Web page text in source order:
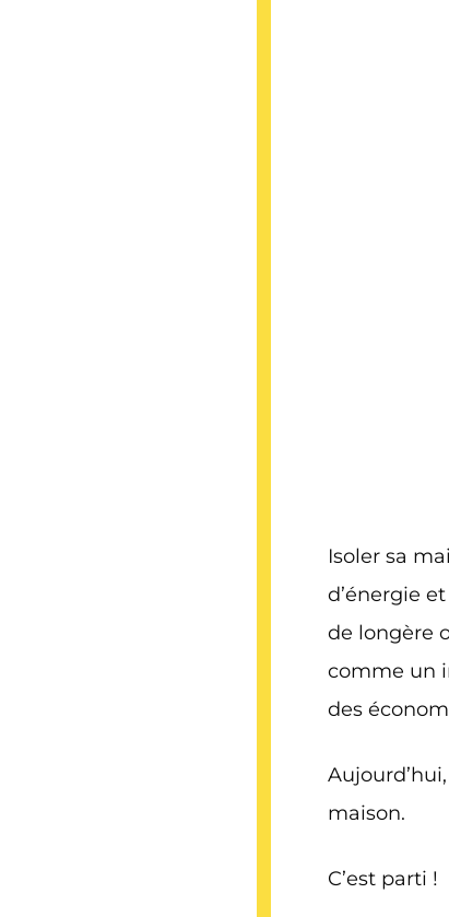
Isoler sa
d’énergie
de longère
comme un
des
maison.
C’est parti !